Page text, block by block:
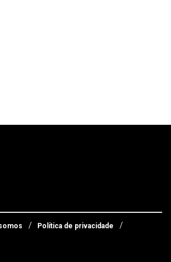
Política de privacidade